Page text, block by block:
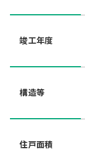
竣工年度
構造等
住戸面積